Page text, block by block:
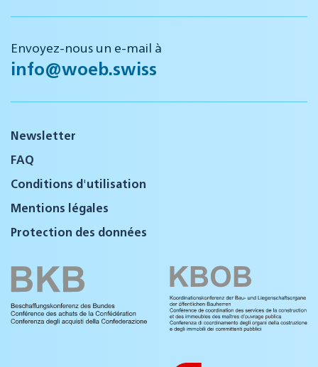
Envoyez-nous un e-mail à
info@woeb.swiss
Newsletter
FAQ
Conditions d'utilisation
Mentions légales
Protection des données